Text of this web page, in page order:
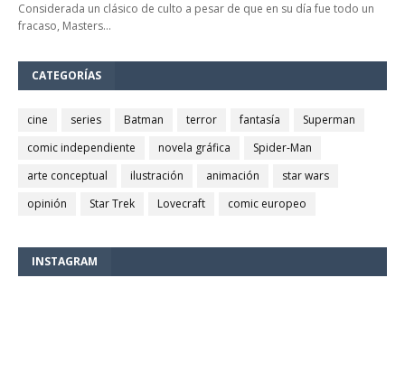
Considerada un clásico de culto a pesar de que en su día fue todo un
fracaso, Masters…
CATEGORÍAS
cine series Batman terror fantasía
Superman
comic independiente
novela gráfica
Spider-Man
arte conceptual
ilustración animación
star wars
opinión
Star Trek Lovecraft comic europeo
INSTAGRAM